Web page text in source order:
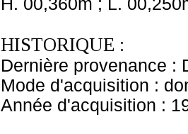
H. 00,360m ; L.
HISTORIQUE :
Dernière provenance :
Mode d'acquisition :
Année d'acquisition :